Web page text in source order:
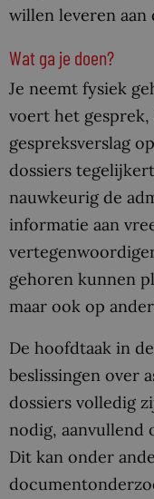
willen leveren aan
Wat ga je doen?
Je neemt fysiek
voert het
gespreksverslag
dossiers
nauwkeurig de
informatie aan
gehoren kunnen
maar ook op
De hoofdtaak in
beslissingen over
dossiers volledig
nodig, aanvullend
Dit kan onder